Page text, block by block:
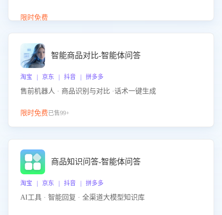
限时免费
智能商品对比-智能体问答
淘宝 | 京东 | 抖音 | 拼多多
售前机器人 · 商品识别与对比 ·话术一键生成
限时免费已售99+
商品知识问答-智能体问答
淘宝 | 京东 | 抖音 | 拼多多
AI工具 · 智能回复 · 全渠道大模型知识库